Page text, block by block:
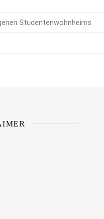
Studentenwohnheims